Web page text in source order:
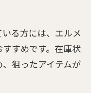
る方には、エルメ
すめです。在庫状
狙ったアイテムが